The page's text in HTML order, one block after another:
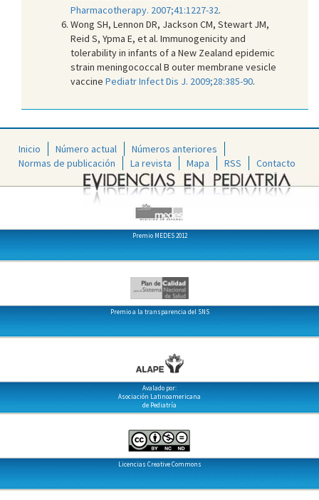
Pharmacotherapy. 2007;41:1227-32.
Wong SH, Lennon DR, Jackson CM, Stewart JM,
Reid S, Ypma E, et al. Immunogenicity and
tolerability in infants of a New Zealand epidemic
strain meningococcal B outer membrane vesicle
vaccine Pediatr Infect Dis J. 2009;28:385-90.
Inicio Número actual
Números anteriores
Normas de publicación
La revista Mapa RSS Contacto
Premio MEDES 2012
Premio a la transparencia del SNS
Avalado por:
Asociación Latinoamericana
de Pediatría
Licencias Creative Commons